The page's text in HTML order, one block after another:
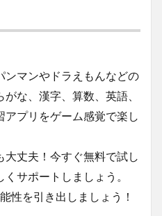
ンマンやドラえもんなどの
な、漢字、算数、英語、
アプリをゲーム感覚で楽し
大丈夫！今すぐ無料で試し
サポートしましょう。
性を引き出しましょう！